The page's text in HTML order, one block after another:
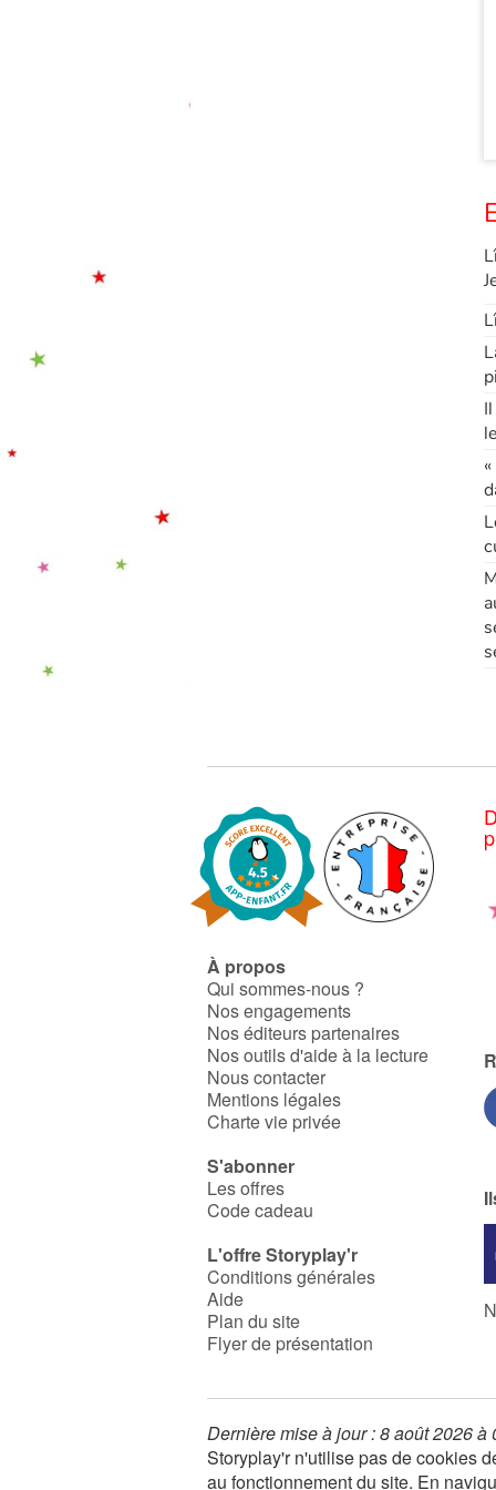
À propos
Qui sommes-nous ?
Nos engagements
Nos éditeurs partenaires
Nos outils d'aide à la lecture
Nous contacter
Mentions légales
Charte vie privée
S'abonner
Les offres
Code cadeau
L'offre Storyplay'r
Conditions générales
Aide
Plan du site
Flyer de présentation
Dernière mise à jour : 8 août 2026 à
Storyplay'r n'utilise pas de cookies
au fonctionnement du site. En